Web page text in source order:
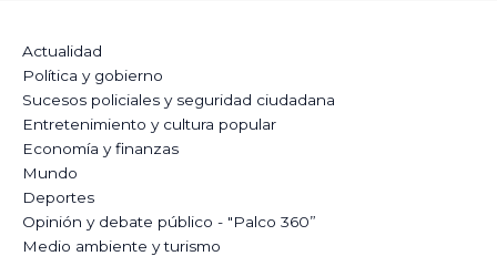
Actualidad
Política y gobierno
Sucesos policiales y seguridad ciudadana
Entretenimiento y cultura popular
Economía y finanzas
Mundo
Deportes
Opinión y debate público - "Palco 360”
Medio ambiente y turismo